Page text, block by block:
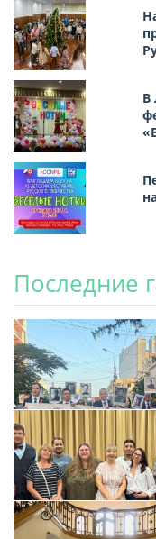
В
Последние